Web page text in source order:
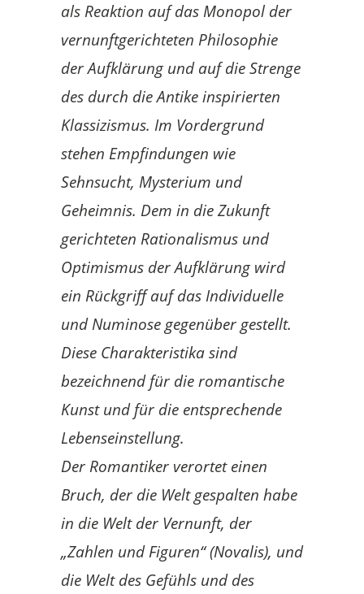
als Reaktion auf das Monopol der
vernunftgerichteten Philosophie
der Aufklärung und auf die Strenge
des durch die Antike inspirierten
Klassizismus. Im Vordergrund
stehen Empfindungen wie
Sehnsucht, Mysterium und
Geheimnis. Dem in die Zukunft
gerichteten Rationalismus und
Optimismus der Aufklärung wird
ein Rückgriff auf das Individuelle
und Numinose gegenüber gestellt.
Diese Charakteristika sind
bezeichnend für die romantische
Kunst und für die entsprechende
Lebenseinstellung.
Der Romantiker verortet einen
Bruch, der die Welt gespalten habe
in die Welt der Vernunft, der
„Zahlen und Figuren“ (Novalis), und
die Welt des Gefühls und des